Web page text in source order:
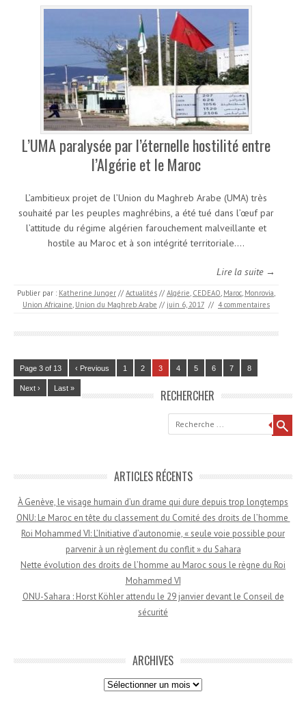
L’UMA paralysée par l’éternelle hostilité entre
l’Algérie et le Maroc
L’ambitieux projet de l’Union du Maghreb Arabe (UMA) très
souhaité par les peuples maghrébins, a été tué dans l’œuf par
l’attitude du régime algérien farouchement malveillante et
hostile au Maroc et à son intégrité territoriale.…
Lire la suite →
Publier par : Katherine Junger // Actualités // Algérie, CEDEAO, Maroc, Monrovia,
Union Africaine, Union du Maghreb Arabe // juin 6, 2017 // 4 commentaires
Page 3 of 13 ‹ Previous 1 2 3 4 5 6 7 8
Next › Last » RECHERCHER
Recherche
ARTICLES RÉCENTS
À Genève, le visage humain d’un drame qui dure depuis trop longtemps
ONU: Le Maroc en tête du classement du Comité des droits de l’homme
Roi Mohammed VI: L’Initiative d’autonomie, « seule voie possible pour
parvenir à un règlement du conflit » du Sahara
Nette évolution des droits de l’homme au Maroc sous le règne du Roi
Mohammed VI
ONU-Sahara : Horst Köhler attendu le 29 janvier devant le Conseil de
sécurité
ARCHIVES
Archives